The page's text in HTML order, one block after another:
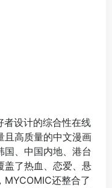
者设计的综合性在线
且高质量的中文漫画
国、中国内地、港台
盖了热血、恋爱、悬
MYCOMIC还整合了